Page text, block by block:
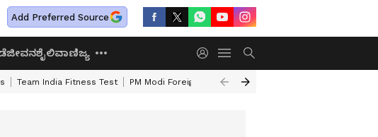
Add Preferred Source
ಜೀವನಶೈಲಿವಾಣಿಜ್ಯ
Team India Fitness Test PM Modi Foreign Travel Expenditure